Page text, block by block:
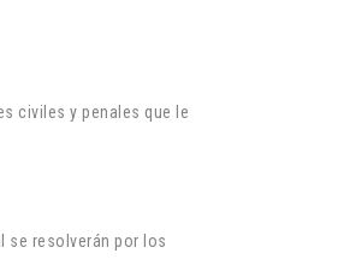
civiles y penales que le
se resolverán por los